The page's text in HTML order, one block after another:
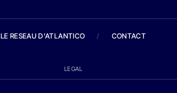
LE RESEAU D'ATLANTICO / CONTACT
LEGAL